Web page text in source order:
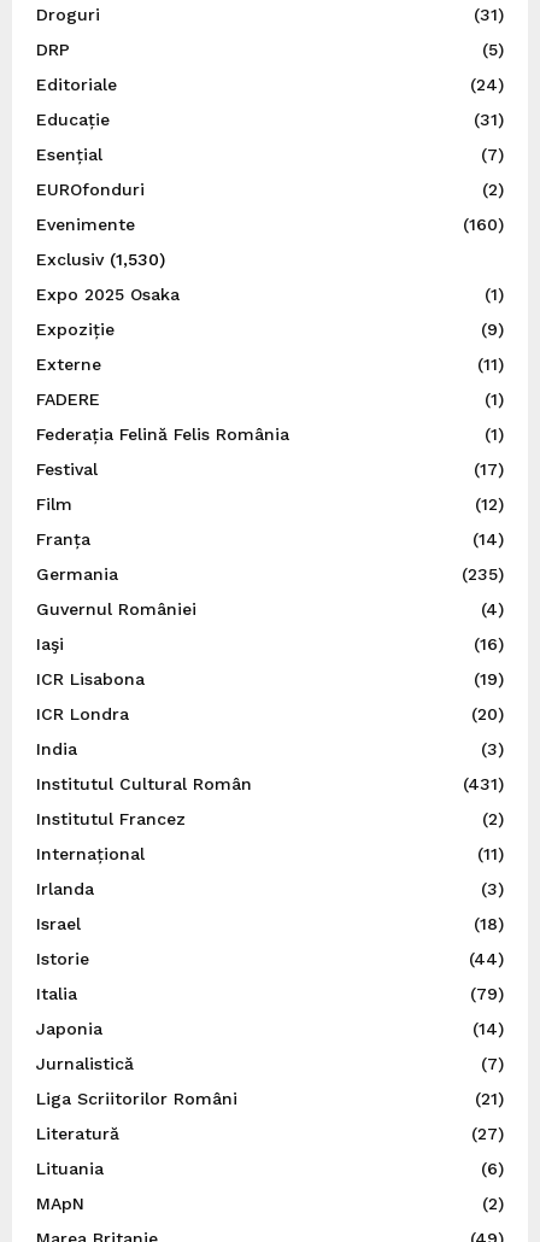
Droguri
(31)
DRP
(5)
Editoriale
(24)
Educație
(31)
Esențial
(7)
EUROfonduri
(2)
Evenimente
(160)
Exclusiv(1,530)
Expo 2025 Osaka
(1)
Expoziție
(9)
Externe
(11)
FADERE
(1)
Federația Felină Felis România
(1)
Festival
(17)
Film
(12)
Franța
(14)
Germania
(235)
Guvernul României
(4)
Iaşi
(16)
ICR Lisabona
(19)
ICR Londra
(20)
India
(3)
Institutul Cultural Român
(431)
Institutul Francez
(2)
Internațional
(11)
Irlanda
(3)
Israel
(18)
Istorie
(44)
Italia
(79)
Japonia
(14)
Jurnalistică
(7)
Liga Scriitorilor Români
(21)
Literatură
(27)
Lituania
(6)
MApN
(2)
Marea Britanie
(49)